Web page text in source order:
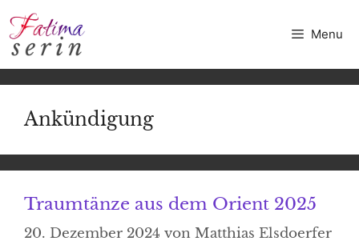
Inhalt
springen
Menu
Ankündigung
Traumtänze aus dem Orient 2025
20. Dezember 2024 von Matthias Elsdoerfer